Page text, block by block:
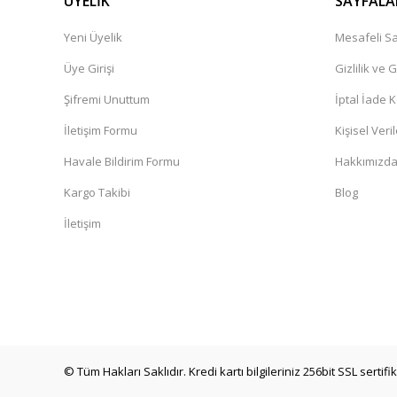
Yeni Üyelik
Üye Girişi
Şifremi Unuttum
İletişim Formu
Havale Bildirim Formu
Kargo Takibi
İletişim
Mesafeli
Gizlilik ve
İptal İade
Kişisel
Hakkımızda
Blog
© Tüm Hakları Saklıdır. Kredi kartı bilgileriniz 256bit SSL